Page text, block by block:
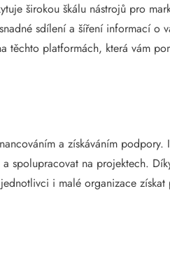
širokou škálu nástrojů pro
sdílení a šíření informací o
těchto platformách, která vám
a získáváním podpory.
spolupracovat na projektech.
i malé organizace